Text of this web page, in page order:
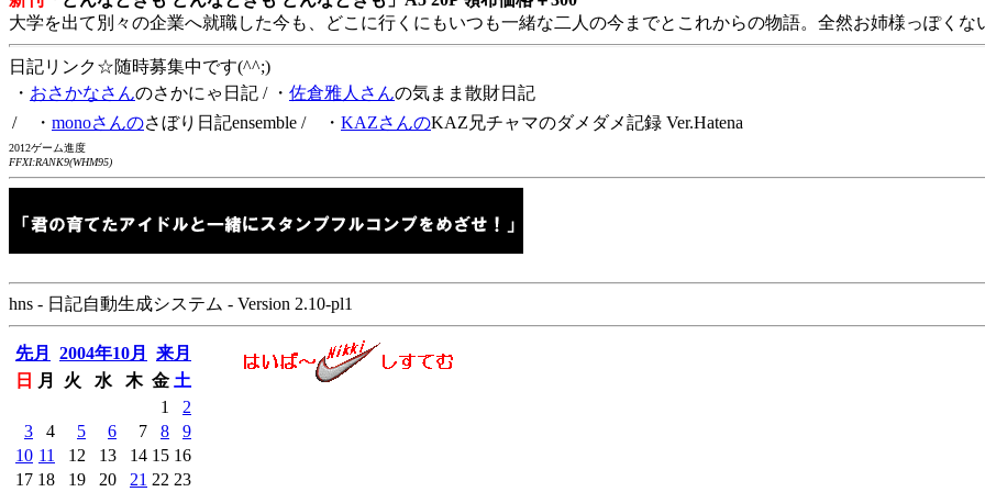
大学を出て別々の企業へ就職した今も、どこに行くにもいつも一緒な二人の今までとこれからの物語。全然お姉様っぽくな
日記リンク☆随時募集中です(^^;)
・ おさかなさんのさかにゃ日記 / ・ 佐倉雅人さんの気まま散財日記
/ ・ monoさんのさぼり日記ensemble / ・ KAZさんのKAZ兄チャマのダメダメ記録 Ver.Hatena
2012ゲーム進度
FFXI:RANK9(WHM95)
hns - 日記自動生成システム - Version 2.10-pl1
先月 2004年10月
来月
日
月 火 水 木 金 土
1
2
3
4 5 6 7 8
9
10 11 12 13 14 15 16
17 18 19 20 21 22 23